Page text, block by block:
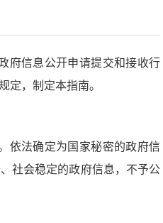
信息公开申请提交和接收行
定，制定本指南。
法确定为国家秘密的政府信
社会稳定的政府信息，不予公